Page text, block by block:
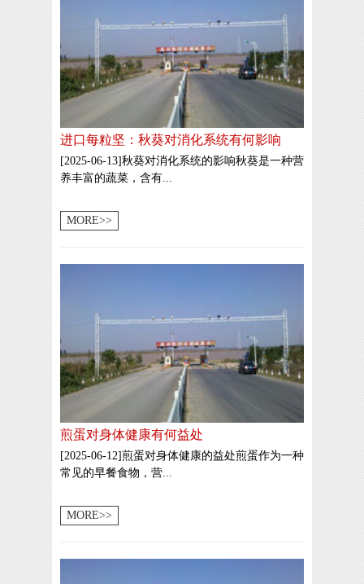
进口每粒坚：秋葵对消化系统有何影响
[2025-06-13]秋葵对消化系统的影响秋葵是一种营
养丰富的蔬菜，含有...
MORE>>
煎蛋对身体健康有何益处
[2025-06-12]煎蛋对身体健康的益处煎蛋作为一种
常见的早餐食物，营...
MORE>>